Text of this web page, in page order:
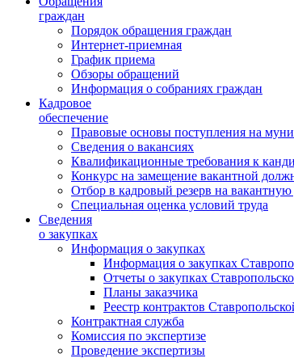
граждан
Порядок обращения граждан
Интернет-приемная
График приема
Обзоры обращений
Информация о собраниях граждан
Кадровое
обеспечение
Правовые основы поступления на
Сведения о вакансиях
Квалификационные требования к
Конкурс на замещение вакантной
Отбор в кадровый резерв на
Специальная оценка условий труда
Сведения
о закупках
Информация о закупках
Информация о закупках
Отчеты о закупках
Планы заказчика
Реестр контрактов
Контрактная служба
Комиссия по экспертизе
Проведение экспертизы